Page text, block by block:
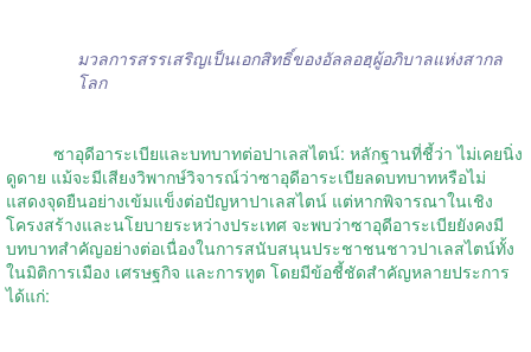
มวลการสรรเสริญเป็นเอกสิทธิ์ของอัลลอฮฺผู้อภิบาลแห่งสากล
โลก
ซาอุดีอาระเบียและบทบาทต่อปาเลสไตน์: หลักฐานที่ชี้ว่า ไม่เคยนิ่ง
ดูดาย แม้จะมีเสียงวิพากษ์วิจารณ์ว่าซาอุดีอาระเบียลดบทบาทหรือไม่
แสดงจุดยืนอย่างเข้มแข็งต่อปัญหาปาเลสไตน์ แต่หากพิจารณาในเชิง
โครงสร้างและนโยบายระหว่างประเทศ จะพบว่าซาอุดีอาระเบียยังคงมี
บทบาทสำคัญอย่างต่อเนื่องในการสนับสนุนประชาชนชาวปาเลสไตน์ทั้ง
ในมิติการเมือง เศรษฐกิจ และการทูต โดยมีข้อชี้ชัดสำคัญหลายประการ
ได้แก่: